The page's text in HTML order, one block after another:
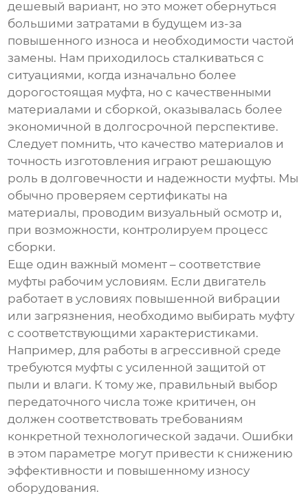
дешевый вариант, но это может обернуться
большими затратами в будущем из-за
повышенного износа и необходимости частой
замены. Нам приходилось сталкиваться с
ситуациями, когда изначально более
дорогостоящая муфта, но с качественными
материалами и сборкой, оказывалась более
экономичной в долгосрочной перспективе.
Следует помнить, что качество материалов и
точность изготовления играют решающую
роль в долговечности и надежности муфты. Мы
обычно проверяем сертификаты на
материалы, проводим визуальный осмотр и,
при возможности, контролируем процесс
сборки.
Еще один важный момент – соответствие
муфты рабочим условиям. Если двигатель
работает в условиях повышенной вибрации
или загрязнения, необходимо выбирать муфту
с соответствующими характеристиками.
Например, для работы в агрессивной среде
требуются муфты с усиленной защитой от
пыли и влаги. К тому же, правильный выбор
передаточного числа тоже критичен, он
должен соответствовать требованиям
конкретной технологической задачи. Ошибки
в этом параметре могут привести к снижению
эффективности и повышенному износу
оборудования.